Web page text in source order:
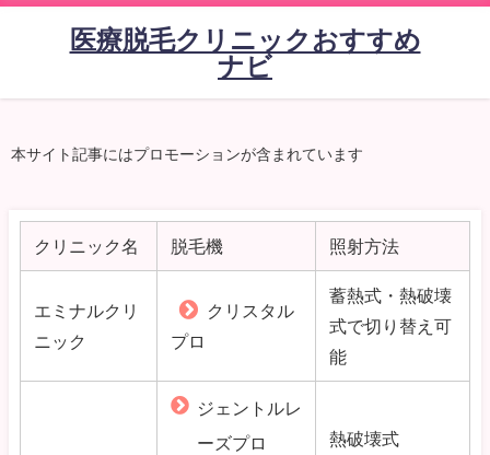
医療脱毛クリニックおすすめ
ナビ
本サイト記事にはプロモーションが含まれています
クリニック名 脱毛機 照射方法
エミナルクリ
ニック
クリスタル
プロ
蓄熱式・熱破壊
式で切り替え可
能
ジェントルレ
ーズプロ
熱破壊式